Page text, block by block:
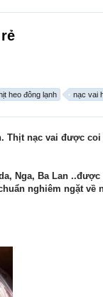
heo đông lạnh nạc vai
nạc vai được
Nga, Ba Lan
nghiêm ngặt